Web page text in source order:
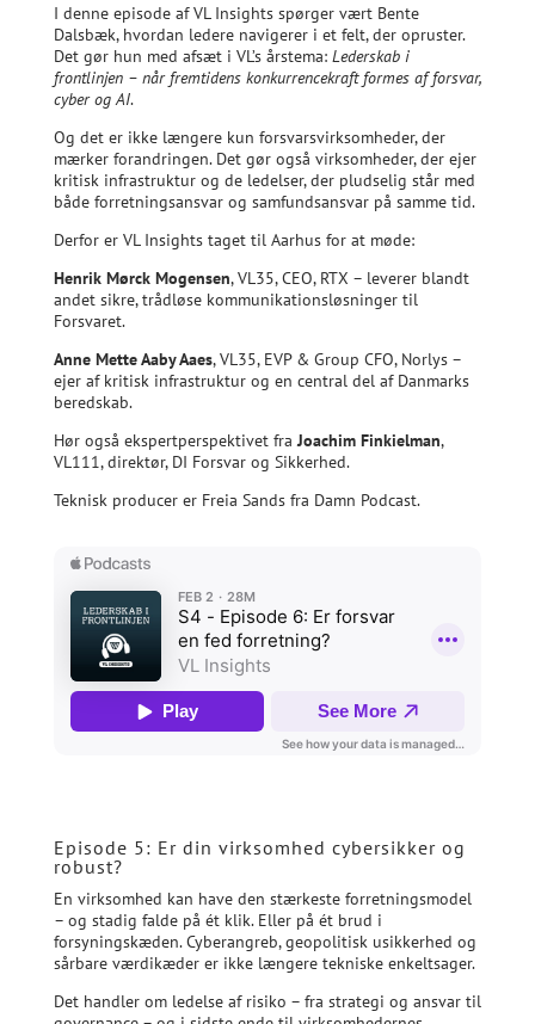
I denne episode af VL Insights spørger vært Bente
Dalsbæk, hvordan ledere navigerer i et felt, der opruster.
Det gør hun med afsæt i VL’s årstema: Lederskab i
frontlinjen – når fremtidens konkurrencekraft formes af forsvar,
cyber og AI.
Og det er ikke længere kun forsvarsvirksomheder, der
mærker forandringen. Det gør også virksomheder, der ejer
kritisk infrastruktur og de ledelser, der pludselig står med
både forretningsansvar og samfundsansvar på samme tid.
Derfor er VL Insights taget til Aarhus for at møde:
Henrik Mørck Mogensen, VL35, CEO, RTX – leverer blandt
andet sikre, trådløse kommunikationsløsninger til
Forsvaret.
Anne Mette Aaby Aaes, VL35, EVP & Group CFO, Norlys –
ejer af kritisk infrastruktur og en central del af Danmarks
beredskab.
Hør også ekspertperspektivet fra Joachim Finkielman,
VL111, direktør, DI Forsvar og Sikkerhed.
Teknisk producer er Freia Sands fra Damn Podcast.
Episode 5: Er din virksomhed cybersikker og
robust?
En virksomhed kan have den stærkeste forretningsmodel
– og stadig falde på ét klik. Eller på ét brud i
forsyningskæden. Cyberangreb, geopolitisk usikkerhed og
sårbare værdikæder er ikke længere tekniske enkeltsager.
Det handler om ledelse af risiko – fra strategi og ansvar til